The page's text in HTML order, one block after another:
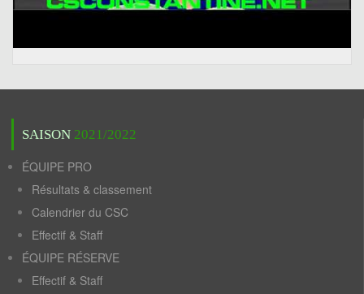
SAISON 2021/2022
ÉQUIPE PRO
Résultats & classement
Calendrier du CSC
Effectif & Staff
ÉQUIPE RÉSERVE
Effectif & Staff